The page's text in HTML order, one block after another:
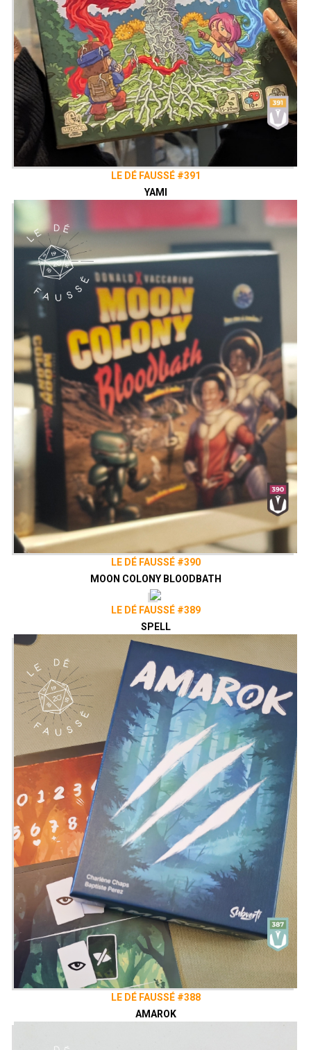
LE DÉ FAUSSÉ #391
YAMI
LE DÉ FAUSSÉ #390
MOON COLONY BLOODBATH
LE DÉ FAUSSÉ #389
SPELL
LE DÉ FAUSSÉ #388
AMAROK